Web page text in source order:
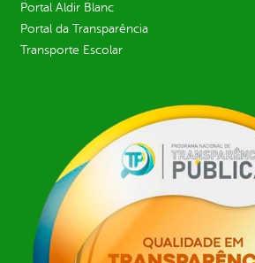
Portal Aldir Blanc
Portal da Transparência
Transporte Escolar